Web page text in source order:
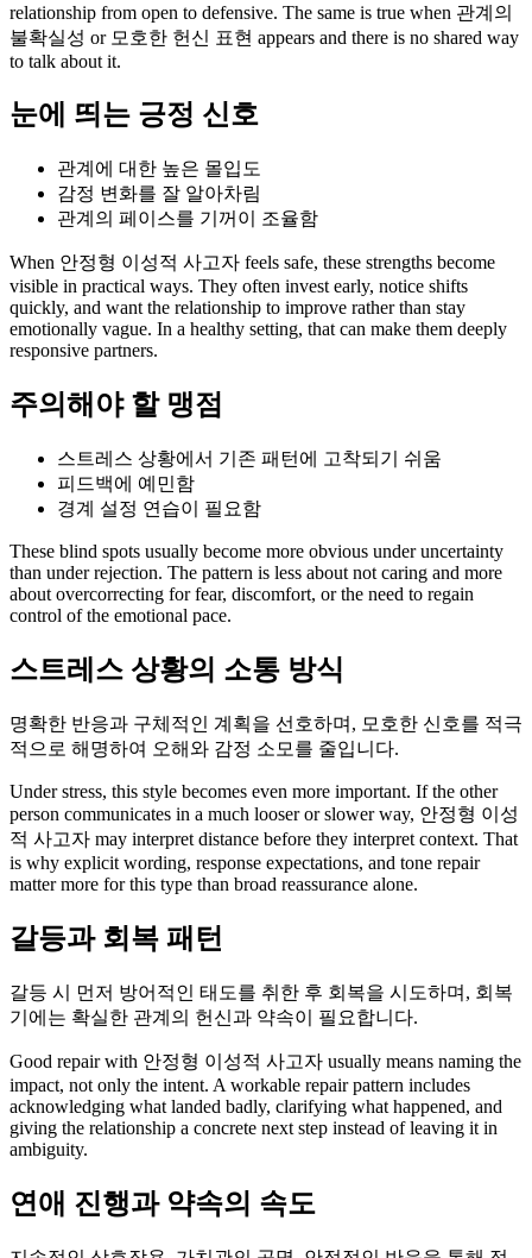
relationship from open to defensive. The same is true when 관계의
불확실성 or 모호한 헌신 표현 appears and there is no shared way
to talk about it.
눈에 띄는 긍정 신호
관계에 대한 높은 몰입도
감정 변화를 잘 알아차림
관계의 페이스를 기꺼이 조율함
When 안정형 이성적 사고자 feels safe, these strengths become
visible in practical ways. They often invest early, notice shifts
quickly, and want the relationship to improve rather than stay
emotionally vague. In a healthy setting, that can make them deeply
responsive partners.
주의해야 할 맹점
스트레스 상황에서 기존 패턴에 고착되기 쉬움
피드백에 예민함
경계 설정 연습이 필요함
These blind spots usually become more obvious under uncertainty
than under rejection. The pattern is less about not caring and more
about overcorrecting for fear, discomfort, or the need to regain
control of the emotional pace.
스트레스 상황의 소통 방식
명확한 반응과 구체적인 계획을 선호하며, 모호한 신호를 적극
적으로 해명하여 오해와 감정 소모를 줄입니다.
Under stress, this style becomes even more important. If the other
person communicates in a much looser or slower way, 안정형 이성
적 사고자 may interpret distance before they interpret context. That
is why explicit wording, response expectations, and tone repair
matter more for this type than broad reassurance alone.
갈등과 회복 패턴
갈등 시 먼저 방어적인 태도를 취한 후 회복을 시도하며, 회복
기에는 확실한 관계의 헌신과 약속이 필요합니다.
Good repair with 안정형 이성적 사고자 usually means naming the
impact, not only the intent. A workable repair pattern includes
acknowledging what landed badly, clarifying what happened, and
giving the relationship a concrete next step instead of leaving it in
ambiguity.
연애 진행과 약속의 속도